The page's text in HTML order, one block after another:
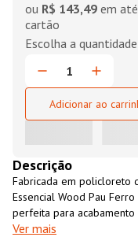
ou R$ 143,49 em até
cartão
Adicionar ao
Descrição
Fabricada em policloreto
Essencial Wood Pau
perfeita para
Ela possui textura
Ver mais